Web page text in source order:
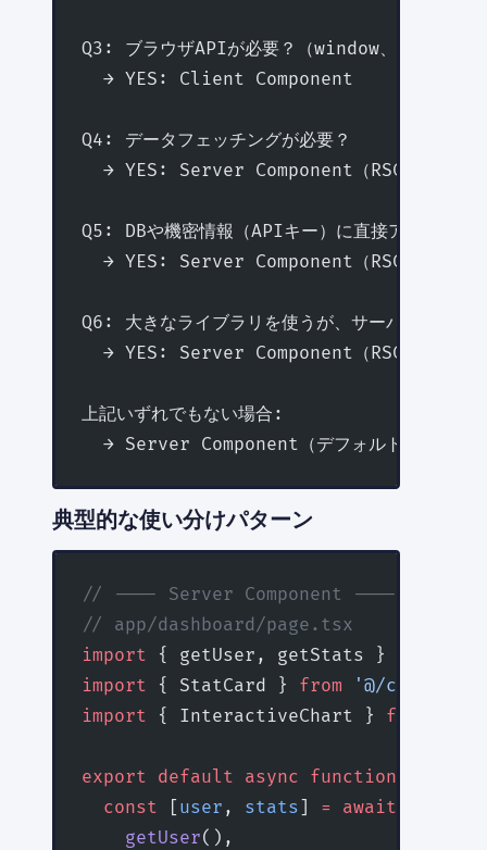
Q3: ブラウザAPIが必要？（window、
  → YES: Client Component
Q4: データフェッチングが必要？
  → YES: Server Component（RSC）
Q5: DBや機密情報（APIキー）に直接アクセスす
  → YES: Server Component（RSC）
Q6: 大きなライブラリを使うが、サーバーサイド
→ YES: Server Component（RSC）でバンド
上記いずれでもない場合:
  → Server Component（デフォルト）
典型的な使い分けパターン
// ---- Server Component ----
// app/dashboard/page.tsx
import { getUser, getStats }
import { StatCard } from '@/
import { InteractiveChart } from
export default async function
  const
[ user , stats] = await
    getUser
(),